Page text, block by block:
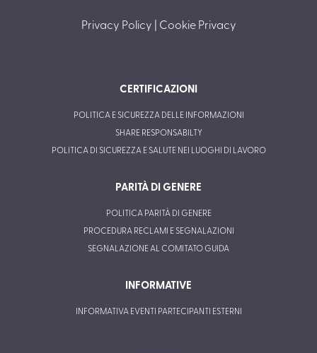
Privacy Policy Cookie Privacy
CERTIFICAZIONI
POLITICA E SICUREZZA DELLE INFORMAZIONI
SHARE RESPONSABILTY
POLITICA DI SICUREZZA E SALUTE NEI LUOGHI DI LAVORO
PARITÀ DI GENERE
POLITICA PARITÀ DI GENERE
PROCEDURA RECLAMI E SEGNALAZIONI
SEGNALAZIONE AL COMITATO GUIDA
INFORMATIVE
INFORMATIVA EVENTI PARTECIPANTI ESTERNI